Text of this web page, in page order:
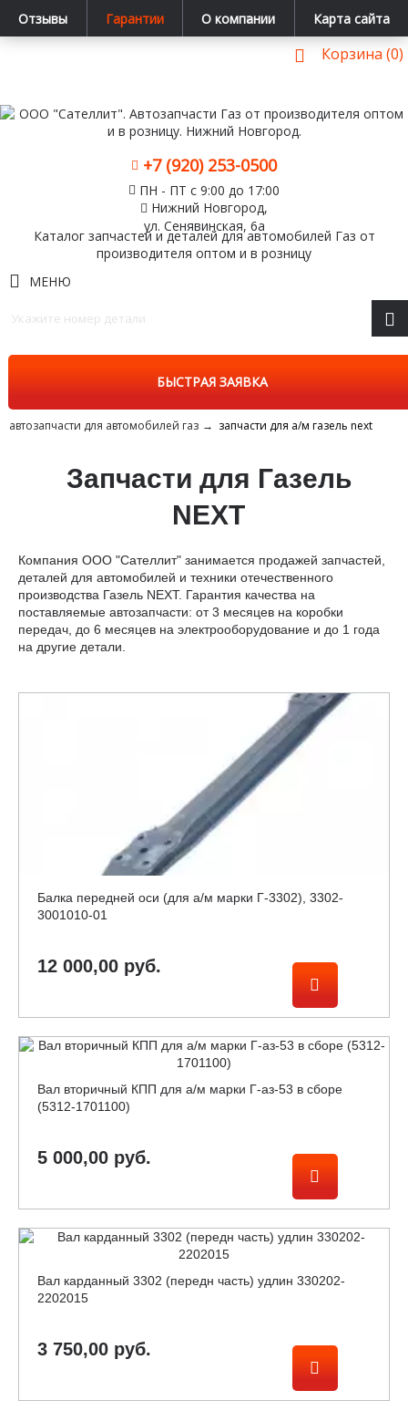
Отзывы Гарантии О компании Карта сайта
Корзина (0)
Каталог запчастей и деталей для автомобилей Газ от
производителя оптом и в розницу
+7 (920) 253-0500
ПН - ПТ с 9:00 до 17:00
Нижний Новгород,
ул. Сенявинская, 6а
МЕНЮ
БЫСТРАЯ ЗАЯВКА
автозапчасти для автомобилей газ запчасти для а/м газель next
Запчасти для Газель
NEXT
Компания ООО "Сателлит" занимается продажей запчастей,
деталей для автомобилей и техники отечественного
производства Газель NEXT. Гарантия качества на
поставляемые автозапчасти: от 3 месяцев на коробки
передач, до 6 месяцев на электрооборудование и до 1 года
на другие детали.
Балка передней оси (для а/м марки Г-3302), 3302-
3001010-01
12 000,00 руб.
Вал вторичный КПП для а/м марки Г-аз-53 в сборе
(5312-1701100)
5 000,00 руб.
Вал карданный 3302 (передн часть) удлин 330202-
2202015
3 750,00 руб.